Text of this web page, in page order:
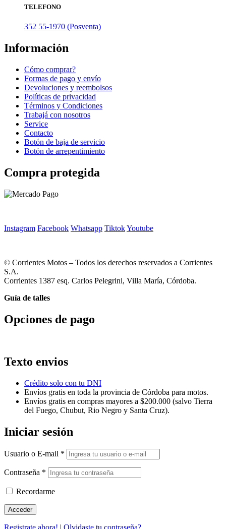
TELEFONO
352 55-1970 (Posventa)
Información
Cómo comprar?
Formas de pago y envío
Devoluciones y reembolsos
Políticas de privacidad
Términos y Condiciones
Trabajá con nosotros
Service
Contacto
Botón de baja de servicio
Botón de arrepentimiento
Compra protegida
Instagram Facebook Whatsapp TiktokYoutube
© Corrientes Motos – Todos los derechos reservados a Corrientes
S.A.
Corrientes 1387 esq. Carlos Pelegrini, Villa María, Córdoba.
Guía de talles
Opciones de pago
Texto envios
Crédito solo con tu DNI
Envíos gratis en toda la provincia de Córdoba para motos.
Envíos gratis en compras mayores a $200.000 (salvo Tierra
del Fuego, Chubut, Rio Negro y Santa Cruz).
Iniciar sesión
Usuario o E-mail *
Contraseña *
Recordarme